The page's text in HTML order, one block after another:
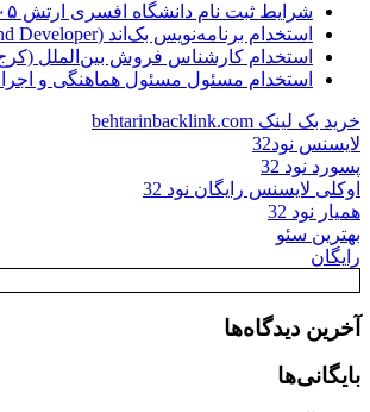
شرایط ثبت نام دانشگاه افسری ارتش ۱۴۰۵ – ۱۴۰۶
استخدام برنامه‌نویس بک‌اند (Backend Developer-شیراز)
استخدام کارشناس فروش بین‌الملل
استخدام مسئول مسئول هماهنگی و
خرید بک لینک behtarinbacklink.com
لایسنس نود32
پسورد نود 32
اوکلی لایسنس رایگان نود 32
همیار نود 32
بهترین سئو
رایگان
آخرین دیدگاه‌ها
بایگانی‌ها